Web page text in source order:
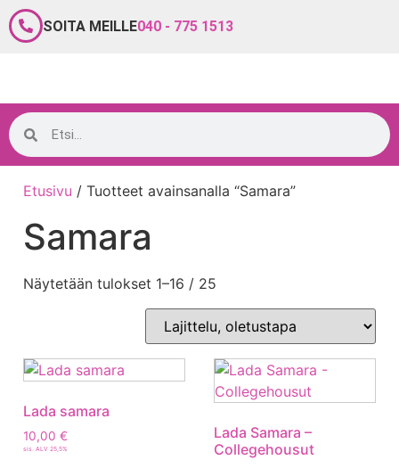
SOITA MEILLE040 - 775 1513
Etusivu / Tuotteet avainsanalla “Samara”
Samara
Näytetään tulokset 1–16 / 25
Lada samara
10,00 €
sis. ALV 25,5%
Lada Samara –
Collegehousut